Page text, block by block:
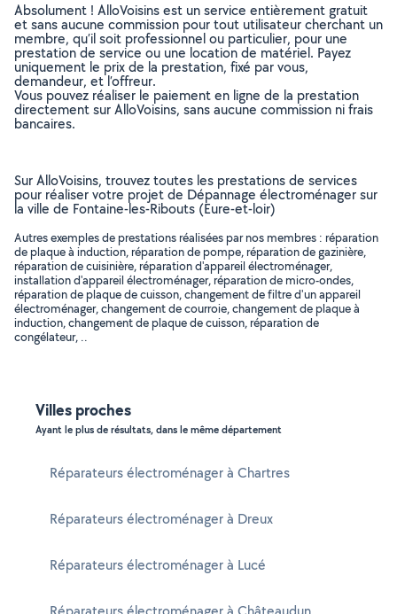
Absolument ! AlloVoisins est un service entièrement gratuit
et sans aucune commission pour tout utilisateur cherchant un
membre, qu’il soit professionnel ou particulier, pour une
prestation de service ou une location de matériel. Payez
uniquement le prix de la prestation, fixé par vous,
demandeur, et l’offreur.
Vous pouvez réaliser le paiement en ligne de la prestation
directement sur AlloVoisins, sans aucune commission ni frais
bancaires.
Sur AlloVoisins, trouvez toutes les prestations de services
pour réaliser votre projet de Dépannage électroménager sur
la ville de Fontaine-les-Ribouts (Eure-et-loir)
Autres exemples de prestations réalisées par nos membres : réparation
de plaque à induction, réparation de pompe, réparation de gazinière,
réparation de cuisinière, réparation d'appareil électroménager,
installation d'appareil électroménager, réparation de micro-ondes,
réparation de plaque de cuisson, changement de filtre d'un appareil
électroménager, changement de courroie, changement de plaque à
induction, changement de plaque de cuisson, réparation de
congélateur, ..
Villes proches
Ayant le plus de résultats, dans le même département
Réparateurs électroménager à Chartres
Réparateurs électroménager à Dreux
Réparateurs électroménager à Lucé